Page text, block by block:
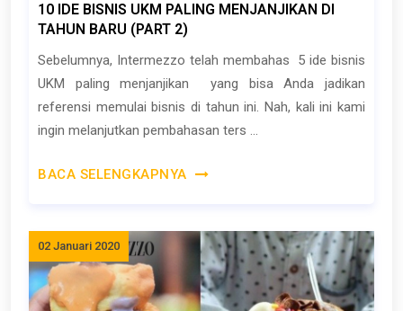
10 IDE BISNIS UKM PALING MENJANJIKAN DI
TAHUN BARU (PART 2)
Sebelumnya, Intermezzo telah membahas 5 ide bisnis
UKM paling menjanjikan yang bisa Anda jadikan
referensi memulai bisnis di tahun ini. Nah, kali ini kami
ingin melanjutkan pembahasan ters ...
BACA SELENGKAPNYA
02 Januari 2020